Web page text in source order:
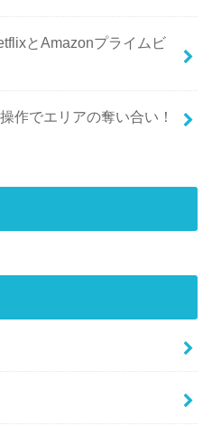
とAmazonプライムビ
作でエリアの奪い合い！